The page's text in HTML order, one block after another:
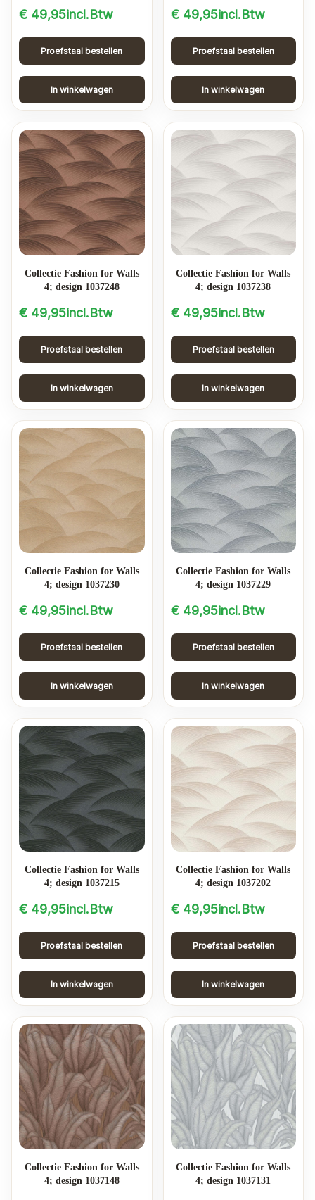
€ 49,95incl.Btw
Proefstaal bestellen
In winkelwagen
€49,95incl.Btw
Proefstaal bestellen
In winkelwagen
Collectie Fashion for Walls
4; design 1037248
€ 49,95incl.Btw
Proefstaal bestellen
In winkelwagen
Collectie Fashion for Walls
4; design 1037238
€49,95incl.Btw
Proefstaal bestellen
In winkelwagen
Collectie Fashion for Walls
4; design 1037230
€ 49,95incl.Btw
Proefstaal bestellen
In winkelwagen
Collectie Fashion for Walls
4; design 1037229
€49,95incl.Btw
Proefstaal bestellen
In winkelwagen
Collectie Fashion for Walls
4; design 1037215
€ 49,95incl.Btw
Proefstaal bestellen
In winkelwagen
Collectie Fashion for Walls
4; design 1037202
€49,95incl.Btw
Proefstaal bestellen
In winkelwagen
Collectie Fashion for Walls
4; design 1037148
Collectie Fashion for Walls
4; design 1037131